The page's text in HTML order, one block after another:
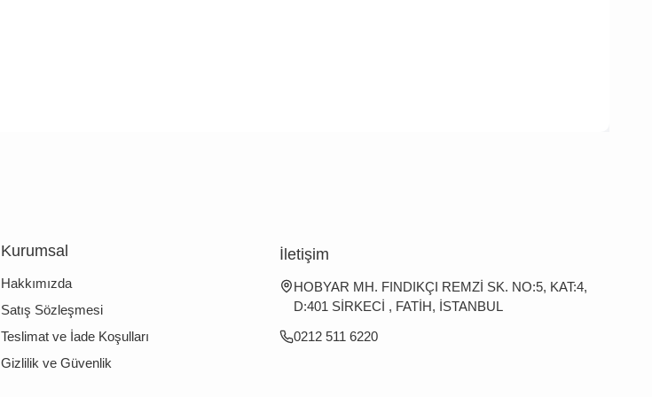
Kurumsal
Hakkımızda
Satış Sözleşmesi
Teslimat ve İade Koşulları
Gizlilik ve Güvenlik
İletişim
HOBYAR MH. FINDIKÇI REMZİ SK. NO:5, KAT:4,
D:401 SİRKECİ , FATİH, İSTANBUL
0212 511 6220